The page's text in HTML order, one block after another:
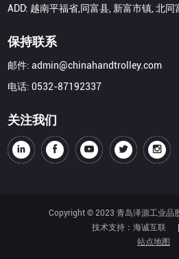
ADD: 越南平福省,同富县, 新富市镇, 北同
保持联系
邮件: admin@chinahandtrolley.com
电话: 0532-87192337
关注我们
Copyright © 2023 青岛泽源工业品
技术支持：海诚互联
站点地图